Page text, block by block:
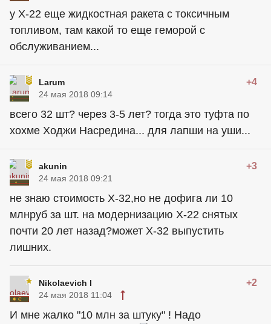
у Х-22 еще жидкостная ракета с токсичным
топливом, там какой то еще геморой с
обслуживанием...
Larum +4
24 мая 2018 09:14
всего 32 шт? через 3-5 лет? тогда это туфта по
хохме Ходжи Насредина... для лапши на уши...
akunin +3
24 мая 2018 09:21
не знаю стоимость Х-32,но не дофига ли 10
млнруб за шт. на модернизацию Х-22 снятых
почти 20 лет назад?может Х-32 выпустить
лишних.
Nikolaevich I +2
24 мая 2018 11:04
И мне жалко "10 млн за штуку" ! Надо